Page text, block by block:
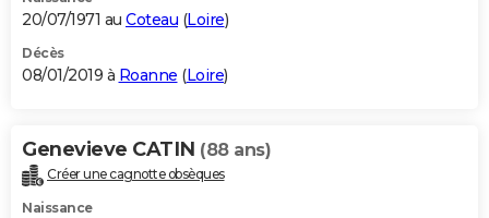
20/07/1971 au Coteau (Loire)
Décès
08/01/2019 à Roanne (Loire)
Genevieve CATIN (88 ans)
Créer une cagnotte obsèques
Naissance